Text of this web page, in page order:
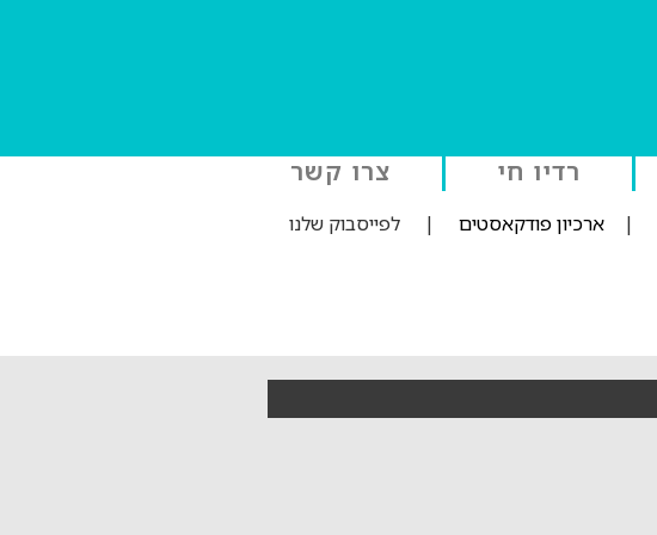
רדיו חי צרו קשר
| ארכיון פודקאסטים | לפייסבוק שלנו